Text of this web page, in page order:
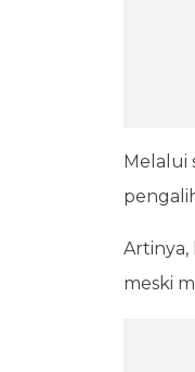
Melalui
Artinya,
meski